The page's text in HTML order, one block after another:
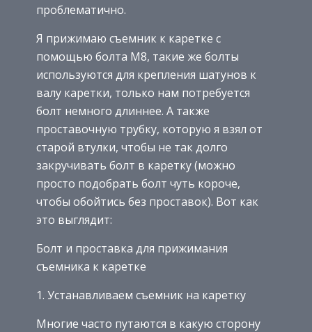
проблематично.
Я прижимаю съемник к каретке с
помощью болта M8, такие же болты
используются для крепления шатунов к
валу каретки, только нам потребуется
болт немного длиннее. А также
проставочную трубку, которую я взял от
старой втулки, чтобы не так долго
закручивать болт в каретку (можно
просто подобрать болт чуть короче,
чтобы обойтись без проставок). Вот как
это выглядит:
Болт и проставка для прижимания
съемника к каретке
1. Устанавливаем съемник на каретку
Многие часто путаются в какую сторону